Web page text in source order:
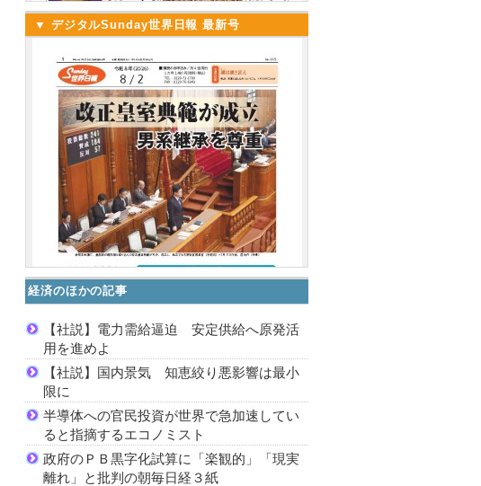
▼ デジタルSunday世界日報 最新号
経済のほかの記事
【社説】電力需給逼迫 安定供給へ原発活
用を進めよ
【社説】国内景気 知恵絞り悪影響は最小
限に
半導体への官民投資が世界で急加速してい
ると指摘するエコノミスト
政府のＰＢ黒字化試算に「楽観的」「現実
離れ」と批判の朝毎日経３紙